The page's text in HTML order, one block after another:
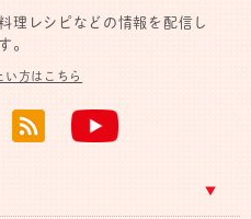
理レシピなどの情報を配信し
。
い方はこちら